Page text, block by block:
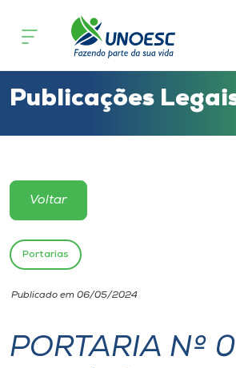
Cursos
Atendimento ao Estudante
Portal de Ensino
Unoesc
Internacionalização
Publicações
Voltar
Portarias
Publicado em 06/05/2024
PORTARIA Nº